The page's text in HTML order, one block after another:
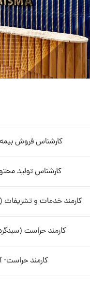
کارشناس فروش
کارشناس تولید
کارمند خدمات و تشریفات
کارمند حراست
کارمند حراست-